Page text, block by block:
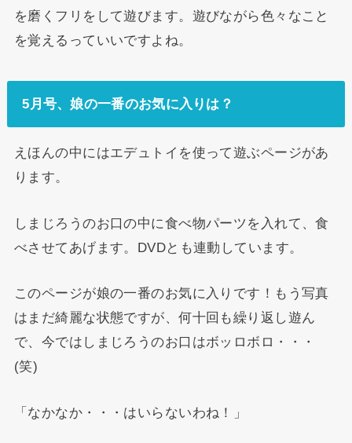
を磨くフリをして遊びます。遊びながら色々なこと
を覚えるっていいですよね。
5月号、娘の一番のお気に入りは？
えほんの中にはエデュトイを使って遊ぶページがあ
ります。
しまじろうのお口の中に食べ物パーツを入れて、食
べさせてあげます。DVDとも連動しています。
このページが娘の一番のお気に入りです！もう写真
はまだ綺麗な状態ですが、何十回も繰り返し遊ん
で、今ではしまじろうのお口はボッロボロ・・・
(笑)
「なかなか・・・はいらないわね！」